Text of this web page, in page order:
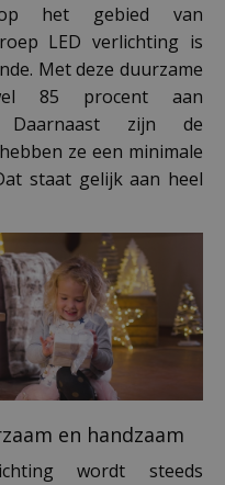
op het gebied van
LED verlichting is
Met deze duurzame
85 procent aan
Daarnaast zijn de
ze een minimale
staat gelijk aan heel
en handzaam
wordt steeds